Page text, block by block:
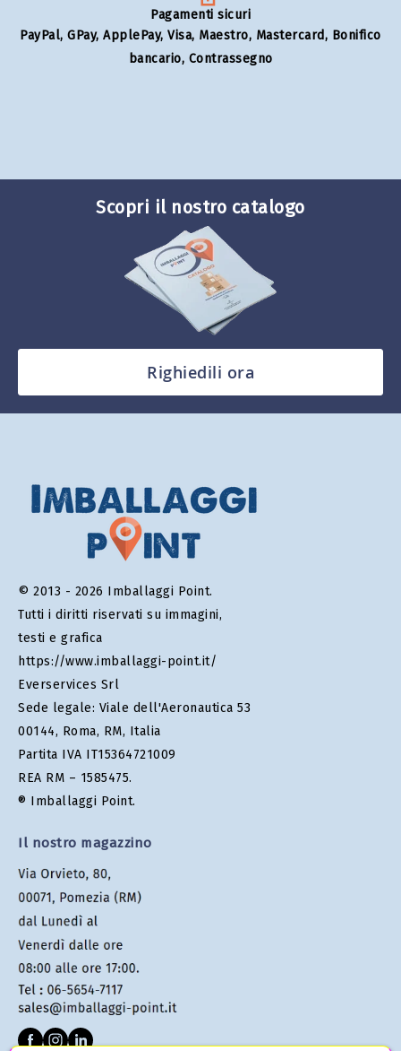
Pagamenti sicuri
PayPal, GPay, ApplePay, Visa, Maestro, Mastercard, Bonifico
bancario, Contrassegno
Scopri il nostro catalogo
Righiedili ora
© 2013 - 2026 Imballaggi Point.
Tutti i diritti riservati su immagini,
testi e grafica
https://www.imballaggi-point.it/
Everservices Srl
Sede legale: Viale dell'Aeronautica 53
00144, Roma, RM, Italia
Partita IVA IT15364721009
REA RM – 1585475.
® Imballaggi Point.
Il nostro magazzino